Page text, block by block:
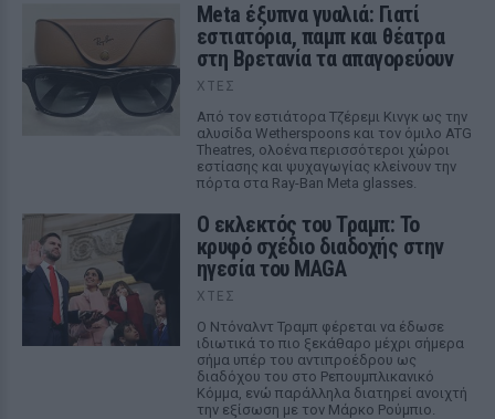
Meta έξυπνα γυαλιά: Γιατί
εστιατόρια, παμπ και θέατρα
στη Βρετανία τα απαγορεύουν
ΧΤΕΣ
Από τον εστιάτορα Τζέρεμι Κινγκ ως την
αλυσίδα Wetherspoons και τον όμιλο ATG
Theatres, ολοένα περισσότεροι χώροι
εστίασης και ψυχαγωγίας κλείνουν την
πόρτα στα Ray-Ban Meta glasses.
Ο εκλεκτός του Τραμπ: Το
κρυφό σχέδιο διαδοχής στην
ηγεσία του MAGA
ΧΤΕΣ
Ο Ντόναλντ Τραμπ φέρεται να έδωσε
ιδιωτικά το πιο ξεκάθαρο μέχρι σήμερα
σήμα υπέρ του αντιπροέδρου ως
διαδόχου του στο Ρεπουμπλικανικό
Κόμμα, ενώ παράλληλα διατηρεί ανοιχτή
την εξίσωση με τον Μάρκο Ρούμπιο.